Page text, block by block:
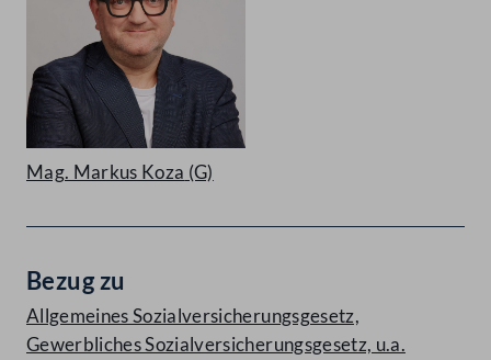
Mag. Markus Koza (G)
Bezug zu
Allgemeines Sozialversicherungsgesetz,
Gewerbliches Sozialversicherungsgesetz, u.a.